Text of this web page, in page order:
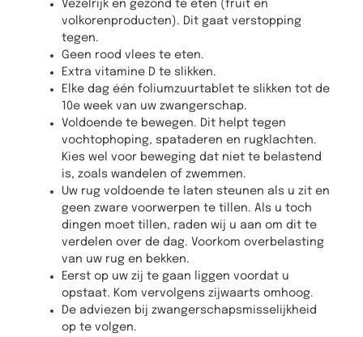
Vezelrijk en gezond te eten (fruit en
volkorenproducten). Dit gaat verstopping
tegen.
Geen rood vlees te eten.
Extra vitamine D te slikken.
Elke dag één foliumzuurtablet te slikken tot de
10e week van uw zwangerschap.
Voldoende te bewegen. Dit helpt tegen
vochtophoping, spataderen en rugklachten.
Kies wel voor beweging dat niet te belastend
is, zoals wandelen of zwemmen.
Uw rug voldoende te laten steunen als u zit en
geen zware voorwerpen te tillen. Als u toch
dingen moet tillen, raden wij u aan om dit te
verdelen over de dag. Voorkom overbelasting
van uw rug en bekken.
Eerst op uw zij te gaan liggen voordat u
opstaat. Kom vervolgens zijwaarts omhoog.
De adviezen bij zwangerschapsmisselijkheid
op te volgen.